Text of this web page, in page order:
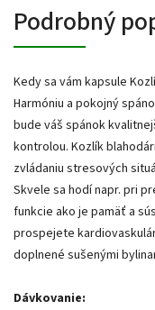
Podrobný
Kedy sa vám kapsule
Harmóniu a pokojný
bude váš spánok
kontrolou. Kozlík
zvládaniu stresových
Skvele sa hodí napr. pri
funkcie ako je pamäť a
prospejete
doplnené sušenými
Dávkovanie: